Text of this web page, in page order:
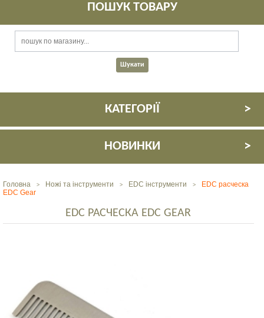
ПОШУК ТОВАРУ
КАТЕГОРІЇ
НОВИНКИ
Головна > Ножі та інструменти > EDC інструменти >
EDC расческа
EDC Gear
EDC РАСЧЕСКА EDC GEAR